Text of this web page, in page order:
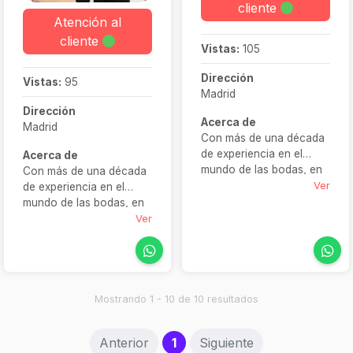
Atención al
cliente
Vistas: 95
Dirección
Madrid
Acerca de
Con más de una década
de experiencia en el
mundo de las bodas, en
diseñamos maquillajes y
esencia y aportarte
elegante, una trenza
Ver
cliente
Vistas: 105
Dirección
Madrid
Acerca de
Con más de una década
de experiencia en el
mundo de las bodas, en
Ya sea con un moño
sofisticado, te
Ver
Mostrando 1 - 10 de 10 resultados
Anterior 1(current)
Siguiente